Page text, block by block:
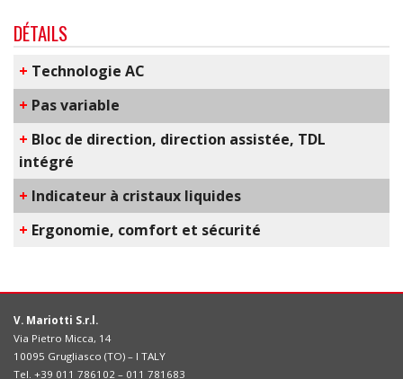
DÉTAILS
+ T​echnologie AC
+ ​Pas variable
+ Bloc de direction, direction assistée, TDL
intégré
+ Indicateur à cristaux liquides
+ E​rgonomie, comfort et sécurité
V. Mariotti S.r.l.
Via Pietro Micca, 14
10095 Grugliasco (TO) – I TALY
Tel. +39 011 786102 – 011 781683